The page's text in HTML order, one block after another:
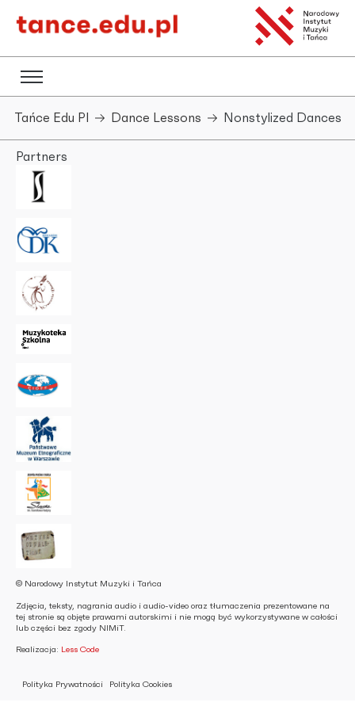
Tańce Edu Pl Dance Lessons Nonstylized Dances
Partners
© Narodowy Instytut Muzyki i Tańca
Zdjęcia, teksty, nagrania audio i audio-video oraz tłumaczenia prezentowane na
tej stronie są objęte prawami autorskimi i nie mogą być wykorzystywane w całości
lub części bez zgody NIMiT.
Realizacja: Less Code
Polityka Prywatności Polityka Cookies